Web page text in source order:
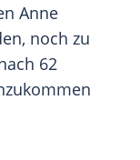
Anne
noch zu
62